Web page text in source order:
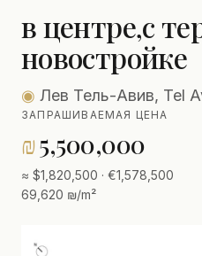
в центре,с
новостройке
◉ Лев Тель-Авив, Tel
ЗАПРАШИВАЕМАЯ ЦЕНА
₪5,500,000
≈ $1,820,500 · €1,578,500
69,620 ₪/m²